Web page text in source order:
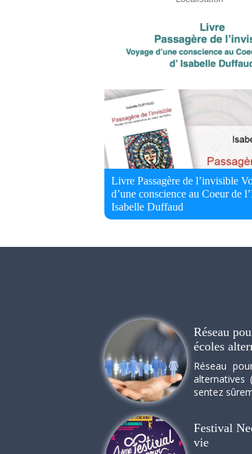
Livre Passagère de l’invisible
d’une conscience au Coeur de
Isabelle Duffaud
Réseau
écoles
Réseau
alternatives
sentez
Festival
vie